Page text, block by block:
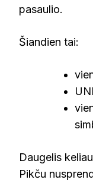
pasaulio.
Šiandien tai:
Daugelis
Pikču